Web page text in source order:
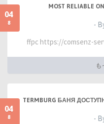
04
8
MOST RELIABLE
-
ffpc https://comsenz-
も
04
8
TERMBURG БАНЯ
-